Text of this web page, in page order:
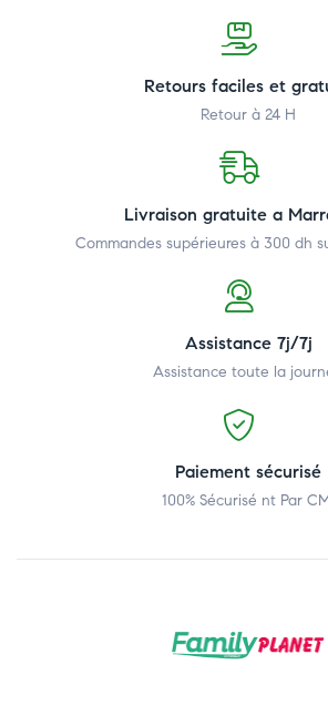
Retours faciles et
Retour à 24 H
Livraison gratuite a
Commandes supérieures à 300 dh
Assistance 7j/7j
Assistance toute la
Paiement sécurisé
100% Sécurisé nt Par